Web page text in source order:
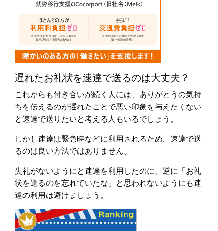
遅れたお礼状を速達で送るのは大丈夫？
これからも付き合いが続く人には、ありがとうの気持
ちを伝えるのが遅れたことで悪い印象を与えたくない
と速達で送りたいと考える人もいるでしょう。
しかし速達は緊急時などに利用されるため、速達で送
るのは良い方法ではありません。
失礼がないようにと速達を利用したのに、逆に「お礼
状を送るのを忘れていたな」と思われないようにも速
達の利用は避けましょう。